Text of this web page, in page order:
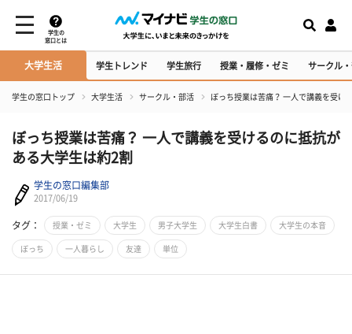
学生の
窓口とは
大学生活 学生トレンド 学生旅行 授業・履修・ゼミ サークル
学生の窓口トップ 大学生活 サークル・部活 ぼっち授業は苦痛？ 一人で講義を受け
ぼっち授業は苦痛？ 一人で講義を受けるのに抵抗が
ある大学生は約2割
学生の窓口編集部
2017/06/19
タグ： 授業・ゼミ 大学生 男子大学生 大学生白書 大学生の本音
ぼっち 一人暮らし 友達 単位